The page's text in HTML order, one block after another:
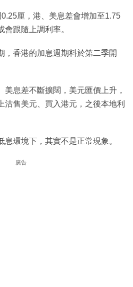
厘，港、美息差會增加至1.75
會跟隨上調利率。
，香港的加息週期料於第二季開
美息差不斷擴闊，美元匯價上升，
沽售美元、買入港元，之後本地利
環境下，其實不是正常現象。
廣告